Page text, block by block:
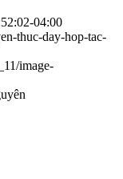
04:00
thuc-day-hop-tac-
image-